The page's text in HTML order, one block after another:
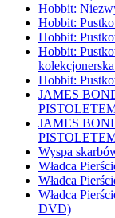
Hobbit:
Hobbit:
Hobbit:
Hobbit:
Hobbit:
JAMES
JAMES
Wyspa
Władca
Władca
Władca
DVD)